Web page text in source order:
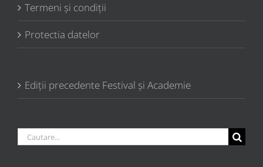
Termeni şi condiţii
Protectia datelor
Ediții precedente Festival și Academie
Cautare...